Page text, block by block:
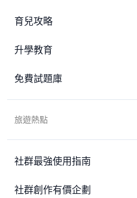
育兒攻略
升學教育
免費試題庫
旅遊熱點
社群最強使用指南
社群創作有價企劃